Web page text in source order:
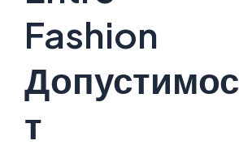
Fashion
Допустимос
т